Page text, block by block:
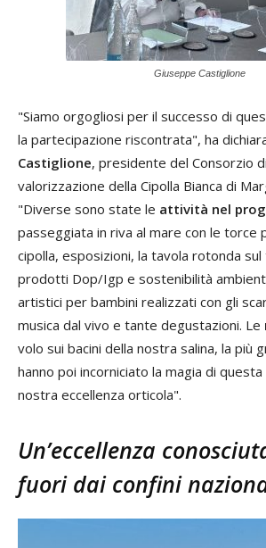
Giuseppe Castiglione
"Siamo orgogliosi per il successo di
la partecipazione riscontrata", ha
Castiglione, presidente del Consorzio
valorizzazione della Cipolla Bianca di
"Diverse sono state le attività nel
passeggiata in riva al mare con le torce
cipolla, esposizioni, la tavola rotonda
prodotti Dop/Igp e sostenibilità
artistici per bambini realizzati con gli
musica dal vivo e tante degustazioni. Le
volo sui bacini della nostra salina, la più
hanno poi incorniciato la magia di
nostra eccellenza orticola".
Un’eccellenza
fuori dai confini